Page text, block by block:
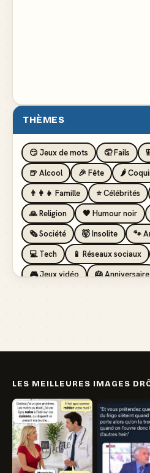
THÈMES
😏 Jeux de mots 🤦 Fails
🍺 Alcool
🎉 Fête 🌶️
👨‍👩‍👧 Famille
⭐ Célébrités
🙏 Religion
🖤 Humour noir
🗞️ Société
🤯 Insolite 🐾
💻 Tech
📱 Réseaux sociaux
🎮 Jeux vidéo
🎂 Anniversaire
LES MEILLEURES IMAGES